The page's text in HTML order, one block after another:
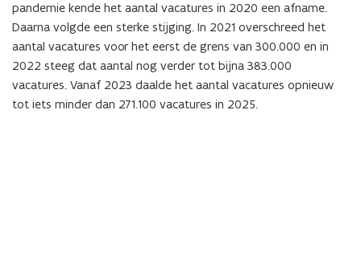
e
f
i
n
i
t
pandemie kende het aantal vacatures in 2020 een afname.
Daarna volgde een sterke stijging. In 2021 overschreed het
aantal vacatures voor het eerst de grens van 300.000 en in
2022 steeg dat aantal nog verder tot bijna 383.000
vacatures. Vanaf 2023 daalde het aantal vacatures opnieuw
tot iets minder dan 271.100 vacatures in 2025.